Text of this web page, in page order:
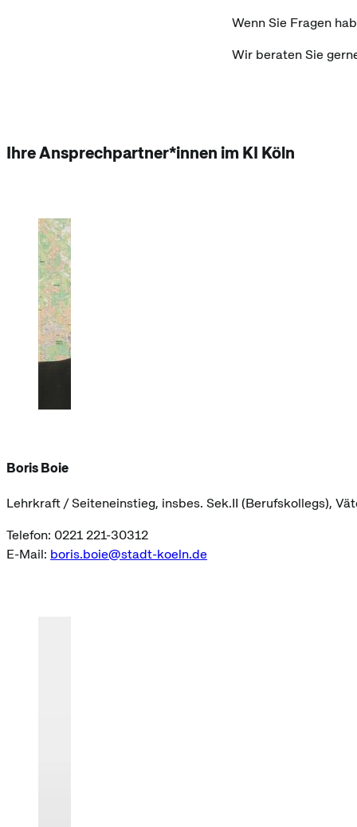
Wenn Sie Fragen
Wir beraten Sie
Ihre Ansprechpartner*innen im KI Köln
Boris Boie
Lehrkraft / Seiteneinstieg, insbes. Sek.II (Berufskollegs),
Telefon: 0221 221-30312
E-Mail: boris.boie@stadt-koeln.de